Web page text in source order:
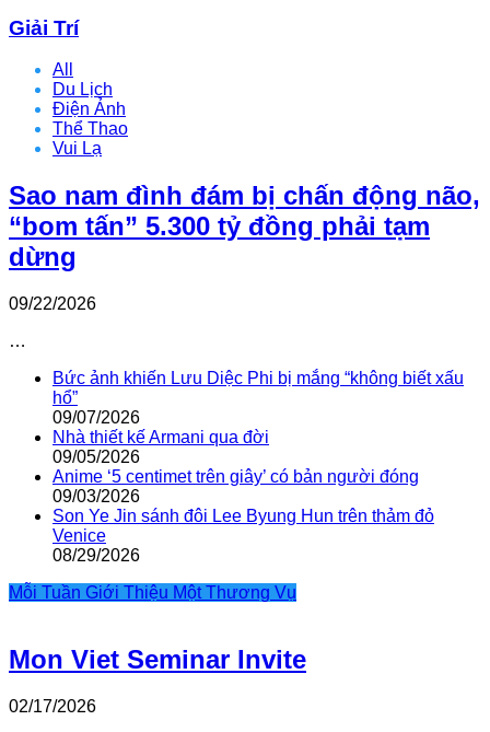
Giải Trí
All
Du Lịch
Điện Ảnh
Thể Thao
Vui Lạ
Sao nam đình đám bị chấn động não,
“bom tấn” 5.300 tỷ đồng phải tạm
dừng
09/22/2026
…
Bức ảnh khiến Lưu Diệc Phi bị mắng “không biết xấu
hổ”
09/07/2026
Nhà thiết kế Armani qua đời
09/05/2026
Anime ‘5 centimet trên giây’ có bản người đóng
09/03/2026
Son Ye Jin sánh đôi Lee Byung Hun trên thảm đỏ
Venice
08/29/2026
Mỗi Tuần Giới Thiệu Một Thương Vụ
Mon Viet Seminar Invite
02/17/2026